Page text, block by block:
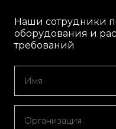
Наши сотрудники
оборудования и
требований